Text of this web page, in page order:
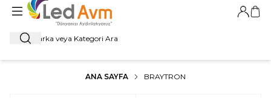
Ara
Giriş
ANA SAYFA BRAYTRON